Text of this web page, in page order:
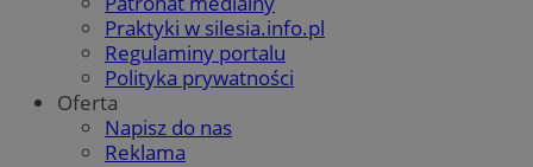
Praktyki w silesia.info.pl
Regulaminy portalu
Polityka prywatności
Oferta
Napisz do nas
Reklama
Google Privacy Policy